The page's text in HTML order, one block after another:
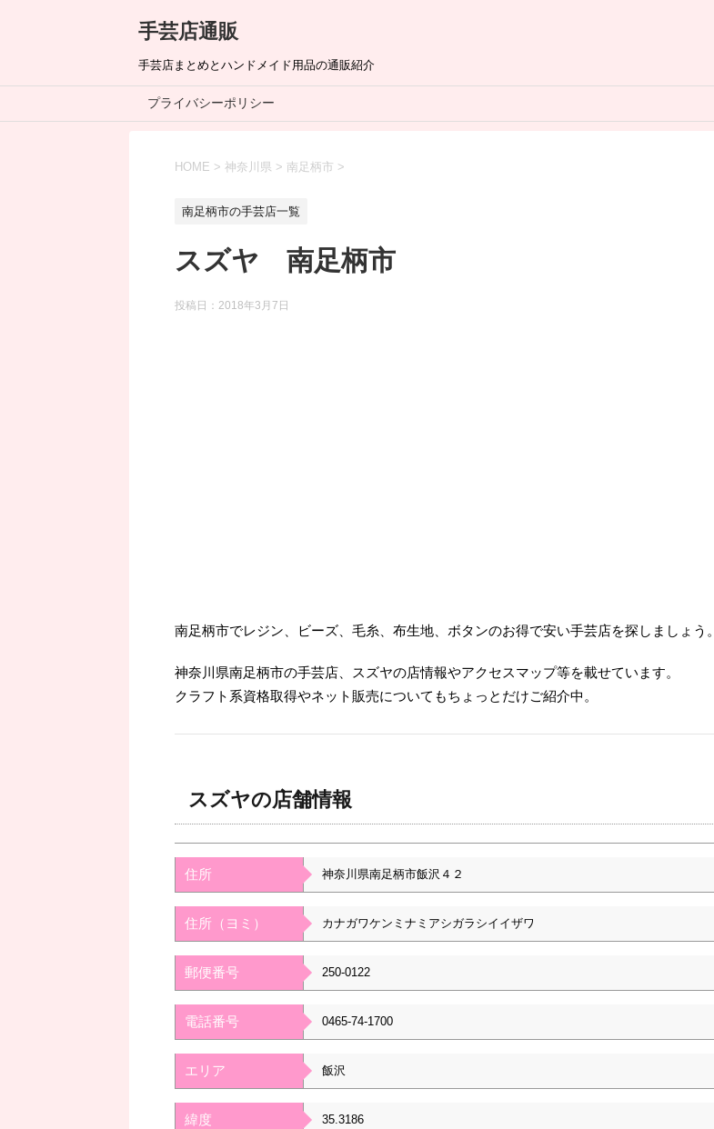
手芸店通販
手芸店まとめとハンドメイド用品の通販紹介
プライバシーポリシー
HOME > 神奈川県 > 南足柄市 >
南足柄市の手芸店一覧
スズヤ 南足柄市
投稿日： 2018年3月7日
南足柄市でレジン、ビーズ、毛糸、布生地、ボタンのお得で安い手芸店を探しましょう。
神奈川県南足柄市の手芸店、スズヤの店情報やアクセスマップ等を載せています。
クラフト系資格取得やネット販売についてもちょっとだけご紹介中。
スズヤの店舗情報
住所 神奈川県南足柄市飯沢４２
住所（ヨミ） カナガワケンミナミアシガラシイイザワ
郵便番号 250-0122
電話番号 0465-74-1700
エリア 飯沢
緯度 35.3186